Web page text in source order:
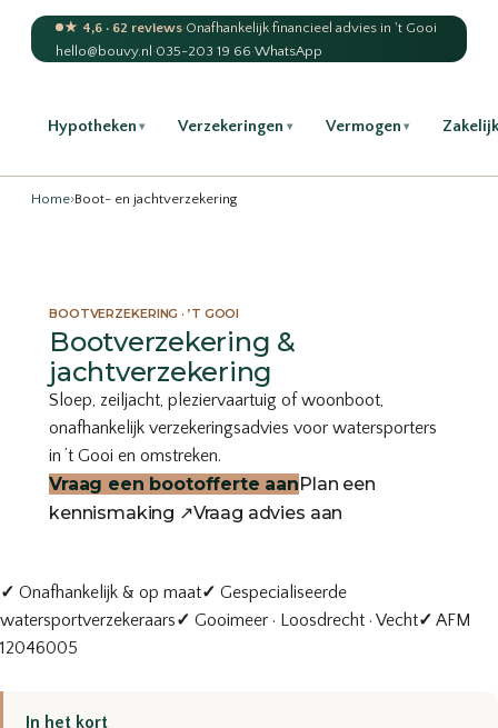
★ 4,6 · 62 reviews·Onafhankelijk financieel advies in 't Gooi
hello@bouvy.nl·035-203 19 66·WhatsApp
Hypotheken ▾ Verzekeringen ▾ Vermogen ▾
Home›Boot- en jachtverzekering
BOOTVERZEKERING · ’T GOOI
Bootverzekering &
jachtverzekering
Sloep, zeiljacht, pleziervaartuig of woonboot,
onafhankelijk verzekeringsadvies voor watersporters
in ’t Gooi en omstreken.
Vraag een bootofferte aanPlan een
kennismaking ↗Vraag advies aan
✓ Onafhankelijk & op maat✓ Gespecialiseerde
watersportverzekeraars✓ Gooimeer · Loosdrecht · Vecht✓ AFM
12046005
In het kort